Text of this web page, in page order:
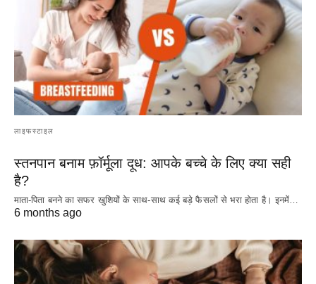
लाइफस्टाइल
स्तनपान बनाम फ़ॉर्मूला दूध: आपके बच्चे के लिए क्या सही
है?
माता-पिता बनने का सफर खुशियों के साथ-साथ कई बड़े फैसलों से भरा होता है। इनमें…
6 months ago